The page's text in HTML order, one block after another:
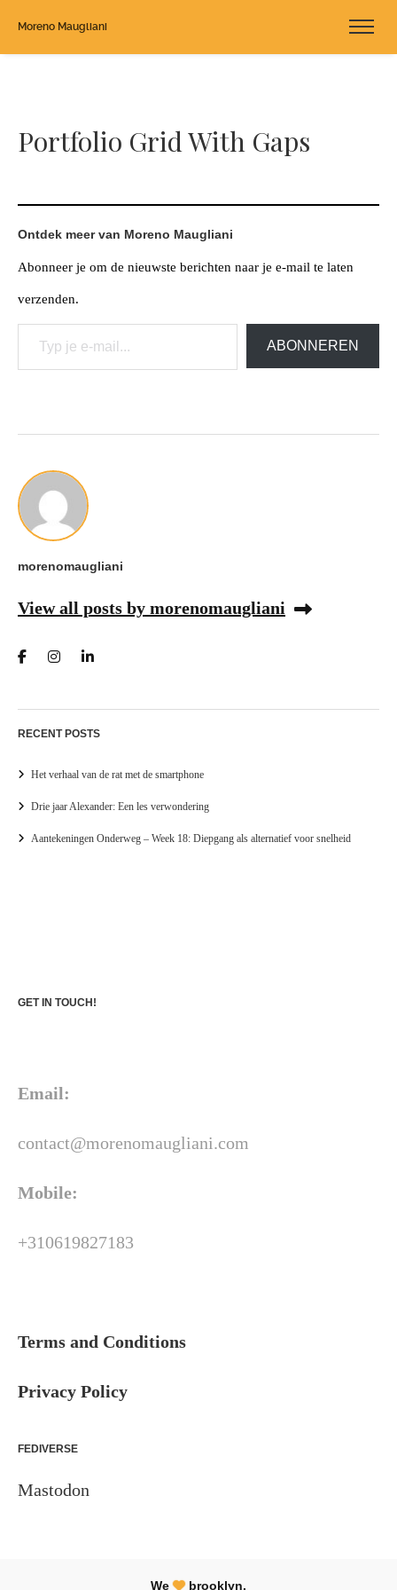
Moreno Maugliani
Portfolio Grid With Gaps
Ontdek meer van Moreno Maugliani
Abonneer je om de nieuwste berichten naar je e-mail te laten
verzenden.
Typ je e-mail...
ABONNEREN
morenomaugliani
View all posts by morenomaugliani
RECENT POSTS
Het verhaal van de rat met de smartphone
Drie jaar Alexander: Een les verwondering
Aantekeningen Onderweg – Week 18: Diepgang als alternatief voor snelheid
GET IN TOUCH!
Email:
contact@morenomaugliani.com
Mobile:
+310619827183
Terms and Conditions
Privacy Policy
FEDIVERSE
Mastodon
We brooklyn.